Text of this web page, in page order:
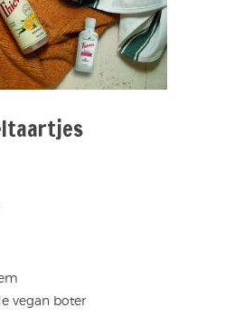
vegan boter